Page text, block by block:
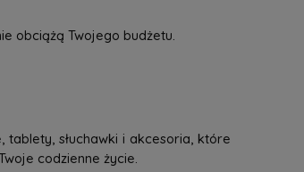
obciążą Twojego budżetu.
słuchawki i akcesoria, które
codzienne życie.